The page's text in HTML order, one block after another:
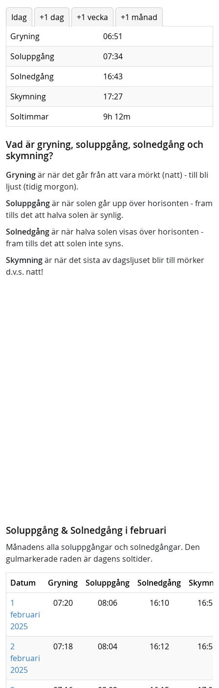
Idag +1 dag +1 vecka
+1 månad
Gryning
06:51
Soluppgång
07:34
Solnedgång
16:43
Skymning
17:27
Soltimmar
9h 12m
Vad är gryning, soluppgång, solnedgång och
skymning?
Gryningär när det går från att vara mörkt (natt) - till bli
ljust (tidig morgon).
Soluppgångär när solen går upp över horisonten - fram
tills det att halva solen är synlig.
Solnedgångär när halva solen visas över horisonten -
fram tills det att solen inte syns.
Skymningär när det sista av dagsljuset blir till mörker
d.v.s. natt!
Soluppgång & Solnedgång i februari
Månadens alla soluppgångar och solnedgångar. Den
gulmarkerade raden är dagens soltider.
Datum Gryning Soluppgång Solnedgång
1
februari
2025
07:20 08:06 16:10 16:56
2
februari
2025
07:18 08:04 16:12 16:58